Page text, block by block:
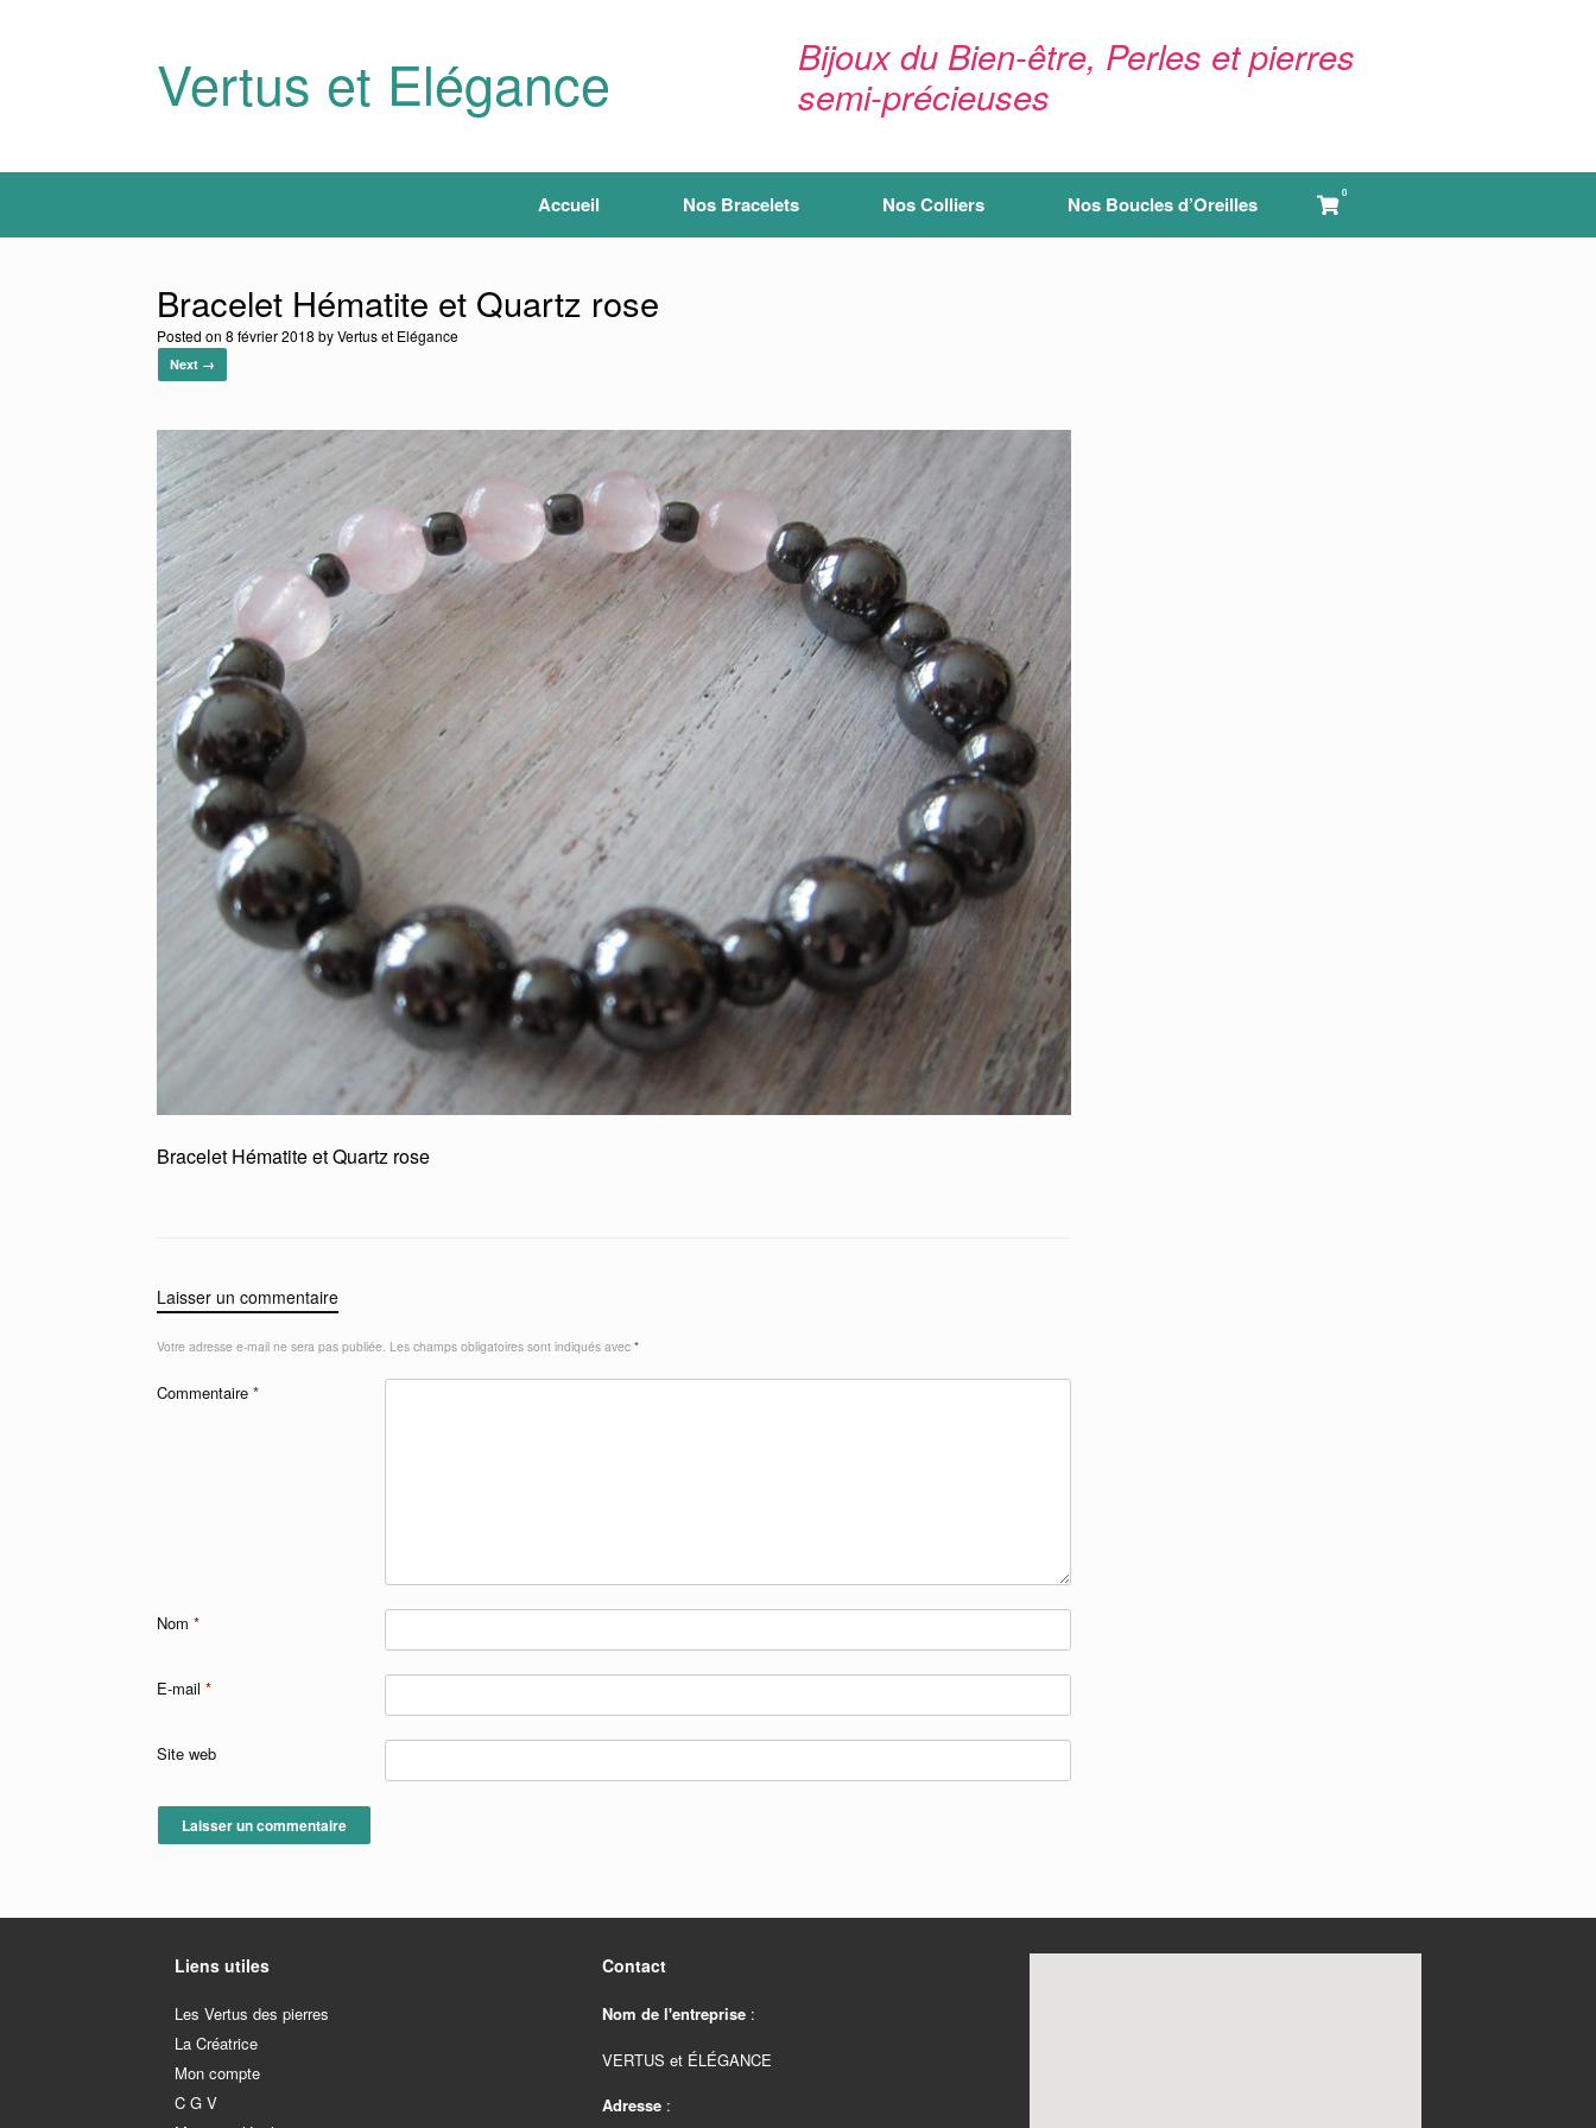
Vertus et Elégance
Bijoux du Bien-être, Perles et pierres
semi-précieuses
Accueil Nos Bracelets Nos Colliers Nos Boucles d’Oreilles View
shopping
cart
0
Bracelet Hématite et Quartz rose
Posted on 8 février 2018 byVertus et Elégance
Next →
Bracelet Hématite et Quartz rose
Laisser un commentaire
Votre adresse e-mail ne sera pas publiée. Les champs obligatoires sont indiqués avec *
Commentaire *
Nom *
E-mail *
Site web
Liens utiles
Les Vertus des pierres
La Créatrice
Mon compte
C G V
Contact
Nom de l'entreprise:
VERTUS et ÉLÉGANCE
Adresse: